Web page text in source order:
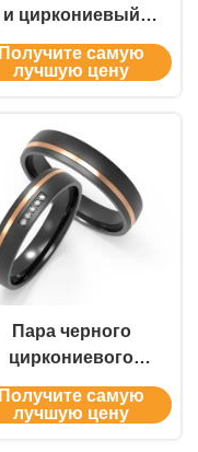
и циркониевый
кольцевые
комплекты с
двухтонным
золотом
Получите самую
лучшую цену
Пара черного
циркониевого
обручального
кольца
Получите самую
лучшую цену